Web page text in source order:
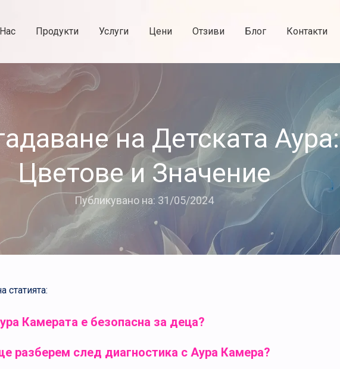
Продукти Услуги Цени Отзиви Блог Контакти
на Детската Аура:
Цветове и Значение
Публикувано на: 31/05/2024
статията:
Камерата е безопасна за деца?
разберем след диагностика с Аура Камера?